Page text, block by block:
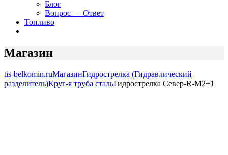
Блог
Вопрос — Ответ
Топливо
Магазин
tis-belkomin.ruМагазинГидрострелка (Гидравлический
разделитель)Круг-я труба стальГидрострелка Север-R-M2+1